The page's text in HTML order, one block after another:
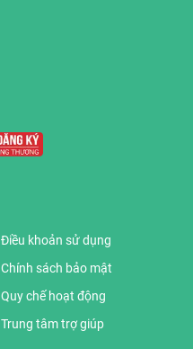
Điều khoản sử dụng
Chính sách bảo mật
Quy chế hoạt động
Trung tâm trợ giúp